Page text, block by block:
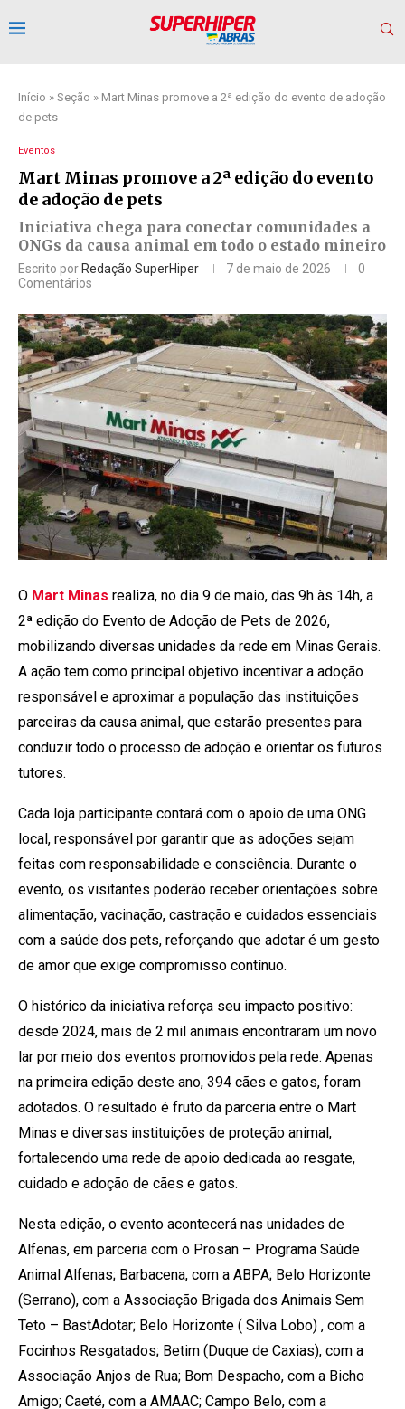
Início » Seção » Mart Minas promove a 2ª edição do evento de adoção
de pets
Eventos
Mart Minas promove a 2ª edição do evento
de adoção de pets
Iniciativa chega para conectar comunidades a
ONGs da causa animal em todo o estado mineiro
Escrito porRedação SuperHiper 7 de maio de 2026
0
Comentários
O Mart Minas realiza, no dia 9 de maio, das 9h às 14h, a
2ª edição do Evento de Adoção de Pets de 2026,
mobilizando diversas unidades da rede em Minas Gerais.
A ação tem como principal objetivo incentivar a adoção
responsável e aproximar a população das instituições
parceiras da causa animal, que estarão presentes para
conduzir todo o processo de adoção e orientar os futuros
tutores.
Cada loja participante contará com o apoio de uma ONG
local, responsável por garantir que as adoções sejam
feitas com responsabilidade e consciência. Durante o
evento, os visitantes poderão receber orientações sobre
alimentação, vacinação, castração e cuidados essenciais
com a saúde dos pets, reforçando que adotar é um gesto
de amor que exige compromisso contínuo.
O histórico da iniciativa reforça seu impacto positivo:
desde 2024, mais de 2 mil animais encontraram um novo
lar por meio dos eventos promovidos pela rede. Apenas
na primeira edição deste ano, 394 cães e gatos, foram
adotados. O resultado é fruto da parceria entre o Mart
Minas e diversas instituições de proteção animal,
fortalecendo uma rede de apoio dedicada ao resgate,
cuidado e adoção de cães e gatos.
Nesta edição, o evento acontecerá nas unidades de
Alfenas, em parceria com o Prosan – Programa Saúde
Animal Alfenas; Barbacena, com a ABPA; Belo Horizonte
(Serrano), com a Associação Brigada dos Animais Sem
Teto – BastAdotar; Belo Horizonte ( Silva Lobo) , com a
Focinhos Resgatados; Betim (Duque de Caxias), com a
Associação Anjos de Rua; Bom Despacho, com a Bicho
Amigo; Caeté, com a AMAAC; Campo Belo, com a